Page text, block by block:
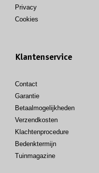
Privacy
Cookies
Klantenservice
Contact
Garantie
Betaalmogelijkheden
Verzendkosten
Klachtenprocedure
Bedenktermijn
Tuinmagazine